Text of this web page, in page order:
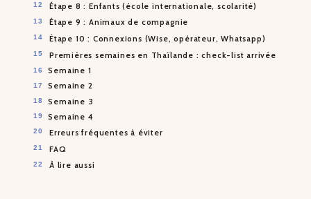
Étape 8 : Enfants (école internationale, scolarité)
Étape 9 : Animaux de compagnie
Étape 10 : Connexions (Wise, opérateur, Whatsapp)
Premières semaines en Thaïlande : check-list arrivée
Semaine 1
Semaine 2
Semaine 3
Semaine 4
Erreurs fréquentes à éviter
FAQ
À lire aussi